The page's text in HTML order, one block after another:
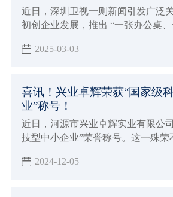
近日，深圳卫视一则新闻引发广泛
初创企业发展，推出 “一张办公桌
2025-03-03
喜讯！兴业卓辉荣获“国家级
业”称号！
近日，河源市兴业卓辉实业有限公
技型中小企业”荣誉称号。这一殊荣
持、资金支持、技术合作等方面开
2024-12-05